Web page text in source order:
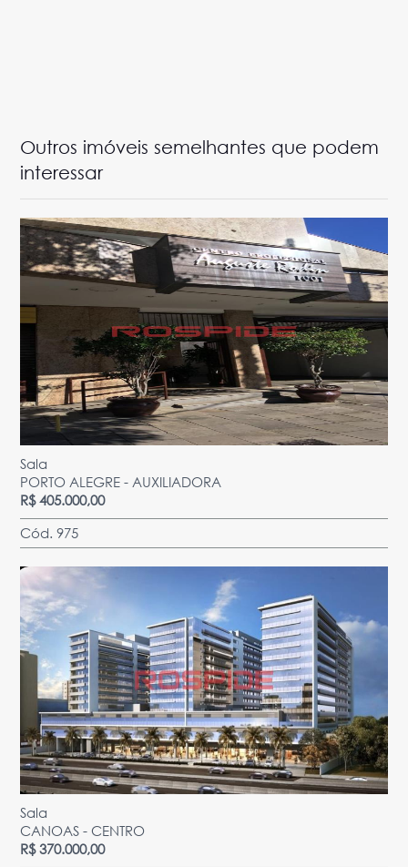
Outros imóveis semelhantes que podem
interessar
Sala
PORTO ALEGRE - AUXILIADORA
R$ 405.000,00
Cód. 975
Sala
CANOAS - CENTRO
R$ 370.000,00